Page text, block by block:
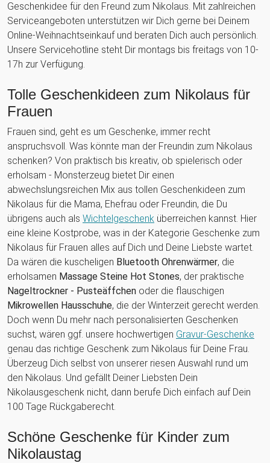
Geschenkidee für den Freund zum Nikolaus. Mit zahlreichen
Serviceangeboten unterstützen wir Dich gerne bei Deinem
Online-Weihnachtseinkauf und beraten Dich auch persönlich.
Unsere Servicehotline steht Dir montags bis freitags von 10-
17h zur Verfügung.
Tolle Geschenkideen zum Nikolaus für
Frauen
Frauen sind, geht es um Geschenke, immer recht
anspruchsvoll. Was könnte man der Freundin zum Nikolaus
schenken? Von praktisch bis kreativ, ob spielerisch oder
erholsam - Monsterzeug bietet Dir einen
abwechslungsreichen Mix aus tollen Geschenkideen zum
Nikolaus für die Mama, Ehefrau oder Freundin, die Du
übrigens auch als Wichtelgeschenk überreichen kannst. Hier
eine kleine Kostprobe, was in der Kategorie Geschenke zum
Nikolaus für Frauen alles auf Dich und Deine Liebste wartet.
Da wären die kuscheligen Bluetooth Ohrenwärmer, die
erholsamen Massage Steine Hot Stones, der praktische
Nageltrockner - Pusteäffchen oder die flauschigen
Mikrowellen Hausschuhe, die der Winterzeit gerecht werden.
Doch wenn Du mehr nach personalisierten Geschenken
suchst, wären ggf. unsere hochwertigen Gravur-Geschenke
genau das richtige Geschenk zum Nikolaus für Deine Frau.
Überzeug Dich selbst von unserer riesen Auswahl rund um
den Nikolaus. Und gefällt Deiner Liebsten Dein
Nikolausgeschenk nicht, dann berufe Dich einfach auf Dein
100 Tage Rückgaberecht.
Schöne Geschenke für Kinder zum
Nikolaustag